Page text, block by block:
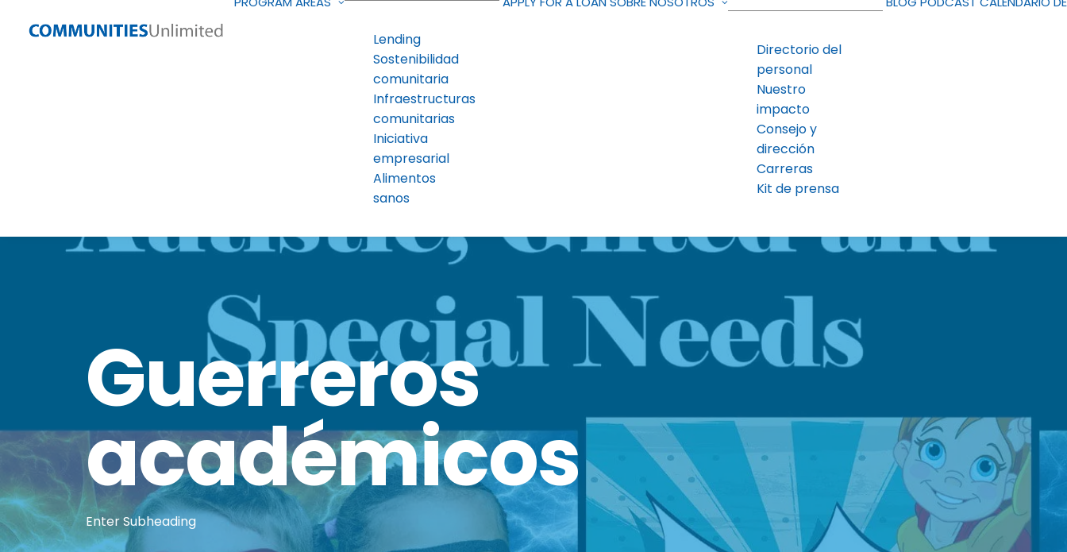
Lending
Sostenibilidad
comunitaria
Infraestructuras
comunitarias
Iniciativa
empresarial
Alimentos
sanos
Directorio del
personal
Nuestro
impacto
Consejo y
dirección
Carreras
Kit de prensa
Guerreros
académicos
Enter Subheading